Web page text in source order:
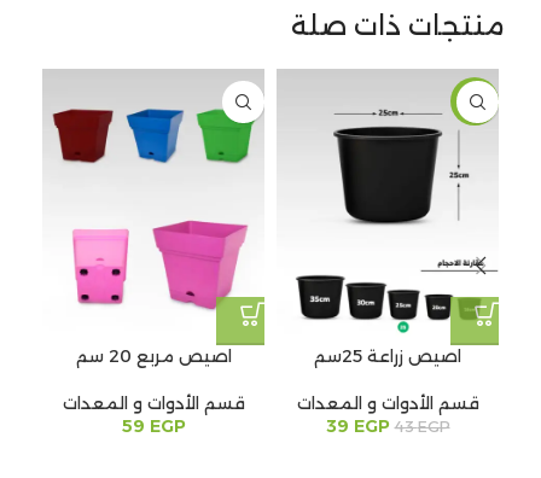
منتجات ذات صلة
-9%
اصيص زراعة 25سم
قسم الأدوات و المعدات
43EGP
39 EGP
اصيص مربع 20 سم
قسم الأدوات و المعدات
59 EGP